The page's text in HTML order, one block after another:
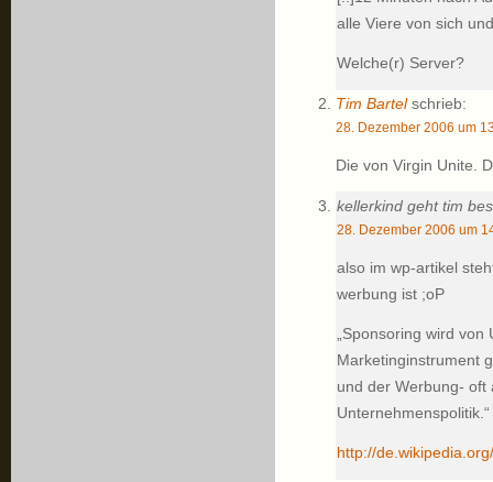
alle Viere von sich
Welche(r) Server?
Tim Bartelschrieb:
28. Dezember 2006 um
Die von Virgin Unite.
kellerkind geht tim
28. Dezember 2006 um
also im wp-artikel
werbung ist ;oP
„Sponsoring wird
Marketinginstrument
und der Werbung- oft
Unternehmenspolitik.“
http://